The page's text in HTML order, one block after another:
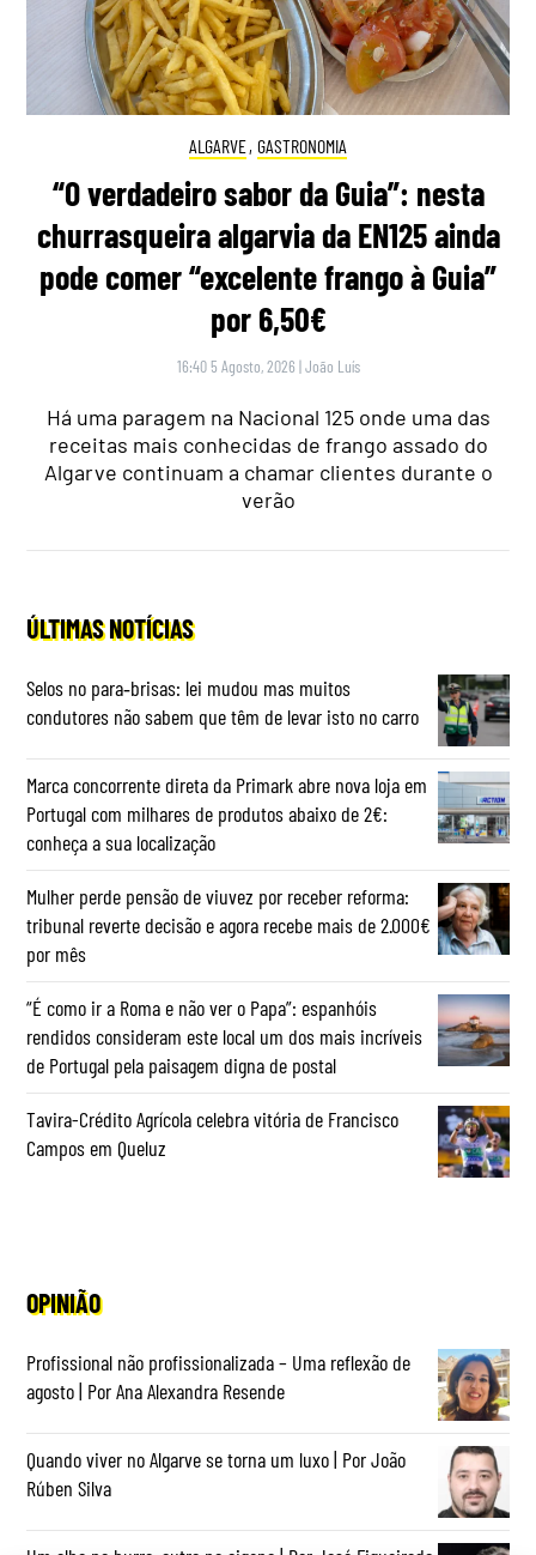
ALGARVE, GASTRONOMIA
“O verdadeiro sabor da Guia”: nesta
churrasqueira algarvia da EN125 ainda
pode comer “excelente frango à Guia”
por 6,50€
16:40 5 Agosto, 2026 |João Luís
Há uma paragem na Nacional 125 onde uma das
receitas mais conhecidas de frango assado do
Algarve continuam a chamar clientes durante o
verão
ÚLTIMAS NOTÍCIAS
Selos no para‑brisas: lei mudou mas muitos
condutores não sabem que têm de levar isto no carro
Marca concorrente direta da Primark abre nova loja em
Portugal com milhares de produtos abaixo de 2€:
conheça a sua localização
Mulher perde pensão de viuvez por receber reforma:
tribunal reverte decisão e agora recebe mais de 2.000€
por mês
“É como ir a Roma e não ver o Papa”: espanhóis
rendidos consideram este local um dos mais incríveis
de Portugal pela paisagem digna de postal
Tavira-Crédito Agrícola celebra vitória de Francisco
Campos em Queluz
OPINIÃO
Profissional não profissionalizada – Uma reflexão de
agosto | Por Ana Alexandra Resende
Quando viver no Algarve se torna um luxo | Por João
Rúben Silva